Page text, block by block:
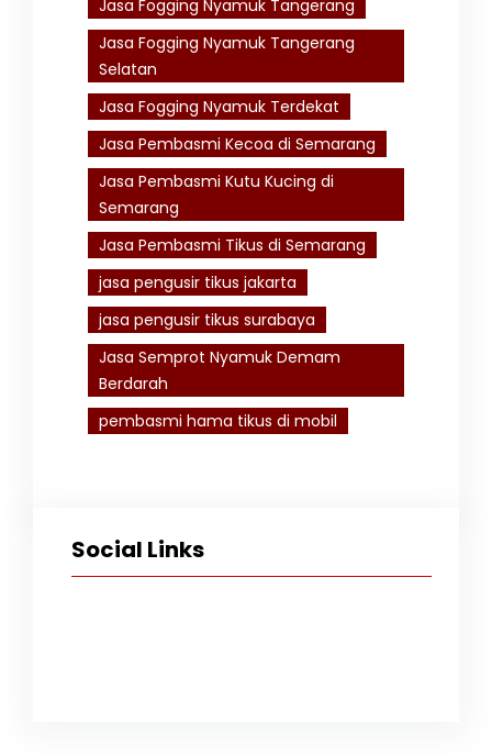
Jasa Fogging Nyamuk Tangerang
Jasa Fogging Nyamuk Tangerang
Selatan
Jasa Fogging Nyamuk Terdekat
Jasa Pembasmi Kecoa di Semarang
Jasa Pembasmi Kutu Kucing di
Semarang
Jasa Pembasmi Tikus di Semarang
jasa pengusir tikus jakarta
jasa pengusir tikus surabaya
Jasa Semprot Nyamuk Demam
Berdarah
pembasmi hama tikus di mobil
Social Links